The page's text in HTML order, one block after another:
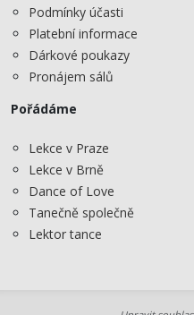
Podmínky účasti
Platební informace
Dárkové poukazy
Pronájem sálů
Pořádáme
Lekce v Praze
Lekce v Brně
Dance of Love
Tanečně společně
Lektor tance